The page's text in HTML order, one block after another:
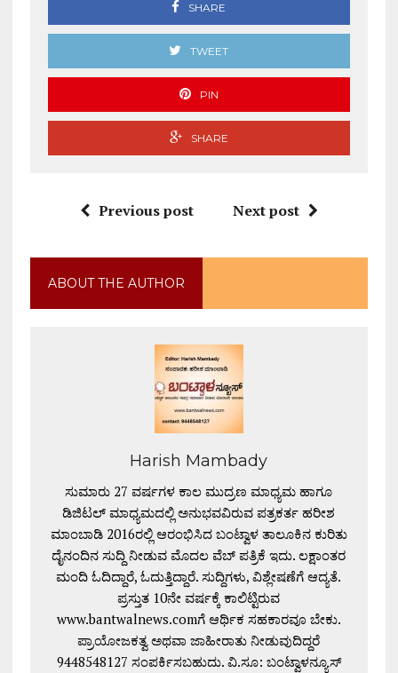
SHARE
TWEET
PIN
SHARE
Previous post Next post
ABOUT THE AUTHOR
Harish Mambady
ಸುಮಾರು 27 ವರ್ಷಗಳ ಕಾಲ ಮುದ್ರಣ ಮಾಧ್ಯಮ ಹಾಗೂ
ಡಿಜಿಟಲ್ ಮಾಧ್ಯಮದಲ್ಲಿ ಅನುಭವವಿರುವ ಪತ್ರಕರ್ತ ಹರೀಶ
ಮಾಂಬಾಡಿ 2016ರಲ್ಲಿ ಆರಂಭಿಸಿದ ಬಂಟ್ವಾಳ ತಾಲೂಕಿನ ಕುರಿತು
ದೈನಂದಿನ ಸುದ್ದಿ ನೀಡುವ ಮೊದಲ ವೆಬ್ ಪತ್ರಿಕೆ ಇದು. ಲಕ್ಷಾಂತರ
ಮಂದಿ ಓದಿದ್ದಾರೆ, ಓದುತ್ತಿದ್ದಾರೆ. ಸುದ್ದಿಗಳು, ವಿಶ್ಲೇಷಣೆಗೆ ಆದ್ಯತೆ.
ಪ್ರಸ್ತುತ 10ನೇ ವರ್ಷಕ್ಕೆ ಕಾಲಿಟ್ಟಿರುವ
www.bantwalnews.comಗೆ ಆರ್ಥಿಕ ಸಹಕಾರವೂ ಬೇಕು.
ಪ್ರಾಯೋಜಕತ್ವ ಅಥವಾ ಜಾಹೀರಾತು ನೀಡುವುದಿದ್ದರೆ
9448548127 ಸಂಪರ್ಕಿಸಬಹುದು. ವಿ.ಸೂ: ಬಂಟ್ವಾಳನ್ಯೂಸ್